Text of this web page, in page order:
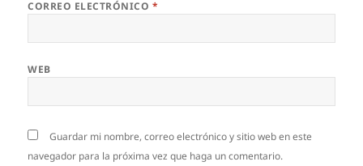
CORREO ELECTRÓNICO *
WEB
Guardar mi nombre, correo electrónico y sitio web en este
navegador para la próxima vez que haga un comentario.